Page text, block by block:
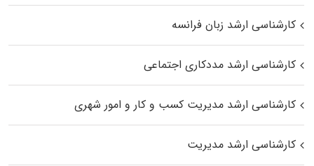
کارشناسی ارشد زبان فرانسه
کارشناسی ارشد مددکاری اجتماعی
کارشناسی ارشد مدیریت کسب و کار و امور شهری
کارشناسی ارشد مدیریت